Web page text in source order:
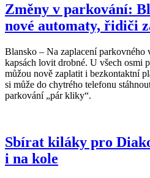
Změny v parkování:
nové automaty, řidiči
Blansko – Na zaplacení
kapsách lovit drobné. U všech osmi
můžou nově zaplatit i bezkontaktní
si může do chytrého telefonu
parkování „pár kliky“.
Sbírat kiláky pro
i na kole